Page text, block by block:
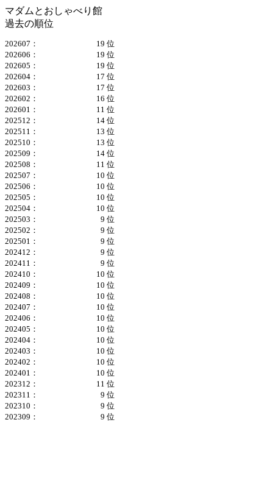
マダムとおしゃべり館
過去の順位
202607：
19 位
202606：
19 位
202605：
19 位
202604：
17 位
202603：
17 位
202602：
16 位
202601：
11 位
202512：
14 位
202511：
13 位
202510：
13 位
202509：
14 位
202508：
11 位
202507：
10 位
202506：
10 位
202505：
10 位
202504：
10 位
202503：
9 位
202502：
9 位
202501：
9 位
202412：
9 位
202411：
9 位
202410：
10 位
202409：
10 位
202408：
10 位
202407：
10 位
202406：
10 位
202405：
10 位
202404：
10 位
202403：
10 位
202402：
10 位
202401：
10 位
202312：
11 位
202311：
9 位
202310：
9 位
202309：
9 位